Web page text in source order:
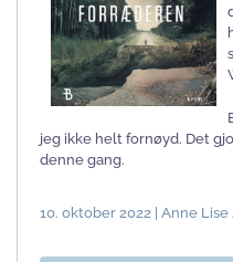
jeg ikke helt fornøyd. Det
denne gang.
10. oktober 2022 | Anne Lise